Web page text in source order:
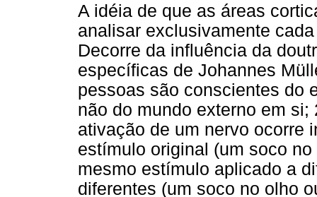
A idéia de que as áreas
analisar exclusivamente
Decorre da influência da
específicas de Johannes
pessoas são conscientes do
não do mundo externo em
ativação de um nervo ocorre
estímulo original (um soco
mesmo estímulo aplicado a
diferentes (um soco no olho